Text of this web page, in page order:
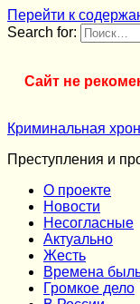
Перейти к
Search for:
Сайт не
Криминальная
Преступления и
О проекте
Новости
Несогласные
Актуально
Жесть
Времена
Громкое дело